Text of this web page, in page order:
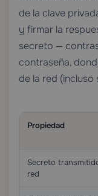
de la clave
y firmar la
secreto —
contraseña,
de la red (incluso
Propiedad
Secreto
red